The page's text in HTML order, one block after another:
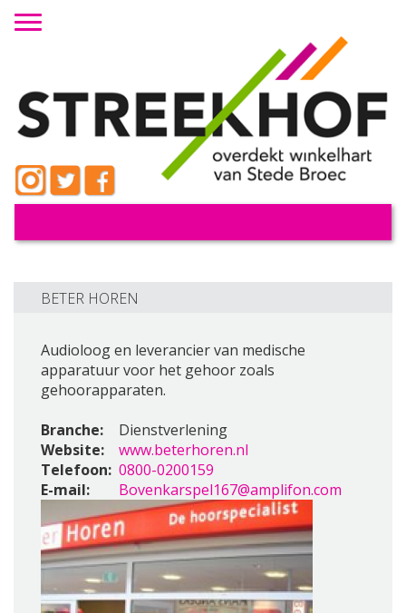
BETER HOREN
Audioloog en leverancier van medische
apparatuur voor het gehoor zoals
gehoorapparaten.
Branche:
Dienstverlening
Website:
www.beterhoren.nl
Telefoon: 0800-0200159
E-mail:
Bovenkarspel167@amplifon.com